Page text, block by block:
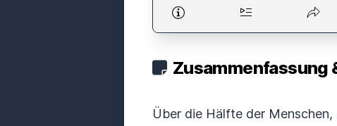
Zusammenfassung
Über die Hälfte der